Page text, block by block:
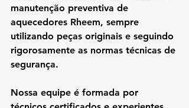
manutenção preventiva de
aquecedores Rheem, sempre
utilizando peças originais e seguindo
rigorosamente as normas técnicas de
segurança.
Nossa equipe é formada por